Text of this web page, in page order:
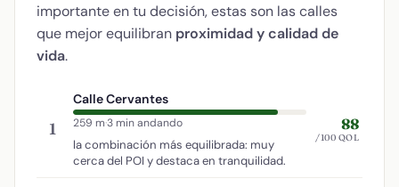
importante en tu decisión, estas son las calles
que mejor equilibran proximidad y calidad de
vida.
1
Calle Cervantes
259 m·3 min andando
la combinación más equilibrada: muy
cerca del POI y destaca en tranquilidad.
88
/100 QOL